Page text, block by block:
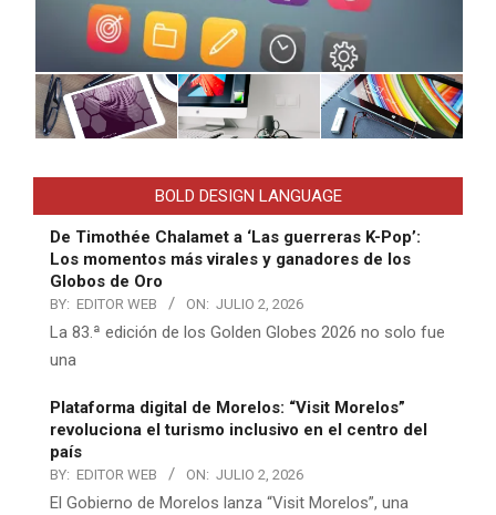
BOLD DESIGN LANGUAGE
De Timothée Chalamet a ‘Las guerreras K-Pop’:
Los momentos más virales y ganadores de los
Globos de Oro
BY: EDITOR WEB ON: JULIO 2, 2026
La 83.ª edición de los Golden Globes 2026 no solo fue
una
Plataforma digital de Morelos: “Visit Morelos”
revoluciona el turismo inclusivo en el centro del
país
BY: EDITOR WEB ON: JULIO 2, 2026
El Gobierno de Morelos lanza “Visit Morelos”, una